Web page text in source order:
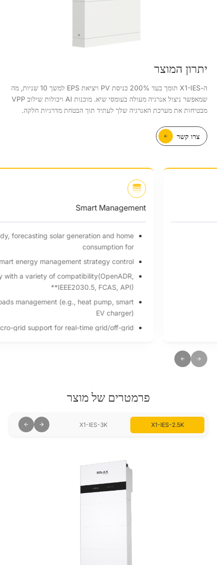
יתרון המוצר
ה-X1-IES תומך בעד 200% כניסת PV ויציאת EPS למשך 10 שניות, מה
שמאפשר ניצול אנרגיה מעולה בעומסי שיא. מוכנות AI ויכולות שילוב VPP
מבטיחות את מערכת האנרגיה שלך לעתיד תוך הבטחת מדרגיות חלקה.
צרו קשר
Smart Management
Al ready, forecasting solar generation and home
smart energy management strategy control*
VPP ready with a variety of compatibility(OpenADR,
IEEE2030.5, FCAS, API)**
Smart loads management (e.g., heat pump, smart
Micro-grid support for real-time grid/off-grid
Wireless meter compatibility
Global MPP scan for optimal energy harvest
פרמטרים של מוצר
X1-IES-2.5K
X1-IES-3K
X1-IES-3.7K